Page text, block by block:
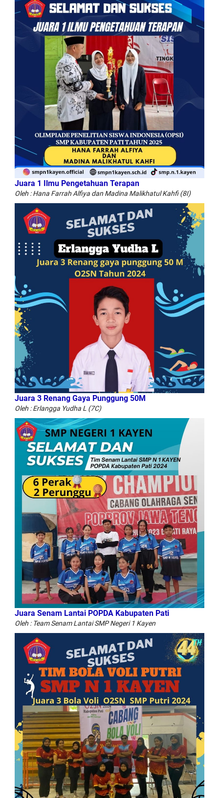
Juara 1 Ilmu Pengetahuan Terapan
Oleh : Hana Farrah Alfiya dan Madina Malikhatul Kahfi (8I)
Juara 3 Renang Gaya Punggung 50M
Oleh : Erlangga Yudha L (7C)
Juara Senam Lantai POPDA Kabupaten Pati
Oleh : Team Senam Lantai SMP Negeri 1 Kayen